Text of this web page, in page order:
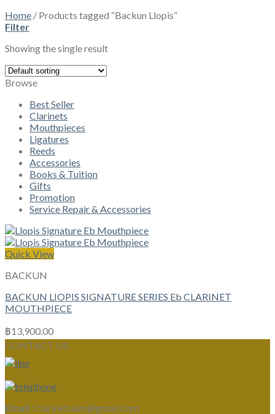
Home / Products tagged “Backun Llopis”
Filter
Showing the single result
Browse
Best Seller
Clarinets
Mouthpieces
Ligatures
Reeds
Accessories
Books & Tuition
Gifts
Promotion
Service Repair & Accessories
Quick View
BACKUN
BACKUN LIOPIS SIGNATURE SERIES Eb CLARINET
MOUTHPIECE
฿13,900.00
CONTACT US
Email : clarinetsiam@gmail.com